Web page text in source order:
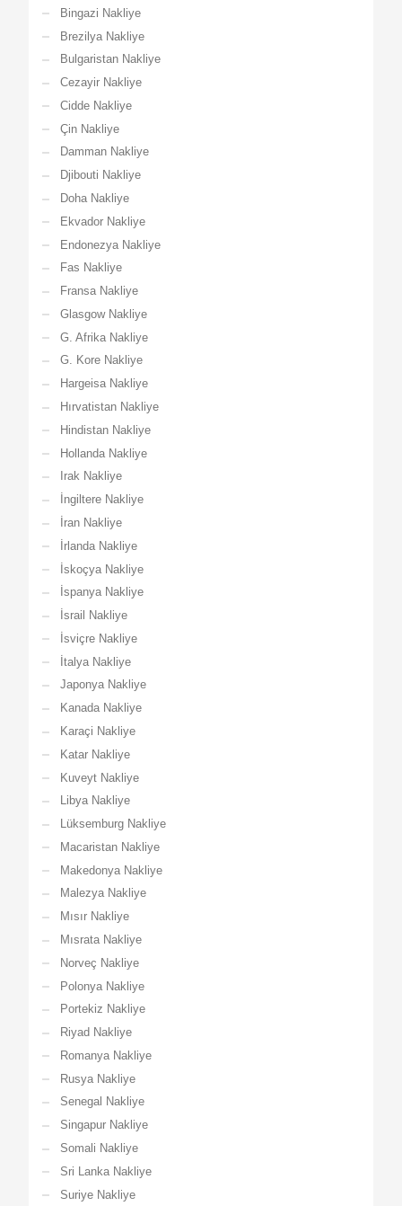
Bingazi Nakliye
Brezilya Nakliye
Bulgaristan Nakliye
Cezayir Nakliye
Cidde Nakliye
Çin Nakliye
Damman Nakliye
Djibouti Nakliye
Doha Nakliye
Ekvador Nakliye
Endonezya Nakliye
Fas Nakliye
Fransa Nakliye
Glasgow Nakliye
G. Afrika Nakliye
G. Kore Nakliye
Hargeisa Nakliye
Hırvatistan Nakliye
Hindistan Nakliye
Hollanda Nakliye
Irak Nakliye
İngiltere Nakliye
İran Nakliye
İrlanda Nakliye
İskoçya Nakliye
İspanya Nakliye
İsrail Nakliye
İsviçre Nakliye
İtalya Nakliye
Japonya Nakliye
Kanada Nakliye
Karaçi Nakliye
Katar Nakliye
Kuveyt Nakliye
Libya Nakliye
Lüksemburg Nakliye
Macaristan Nakliye
Makedonya Nakliye
Malezya Nakliye
Mısır Nakliye
Mısrata Nakliye
Norveç Nakliye
Polonya Nakliye
Portekiz Nakliye
Riyad Nakliye
Romanya Nakliye
Rusya Nakliye
Senegal Nakliye
Singapur Nakliye
Somali Nakliye
Sri Lanka Nakliye
Suriye Nakliye